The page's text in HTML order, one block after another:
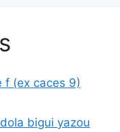
f (ex caces 9)
bigui yazou